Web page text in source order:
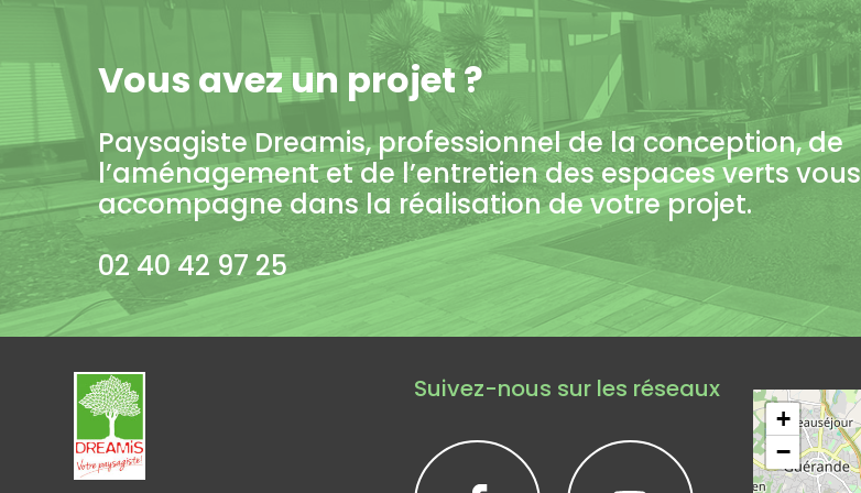
Vous avez un projet ?
Paysagiste Dreamis, professionnel de la conception, de
l’aménagement et de l’entretien des espaces verts vous
accompagne dans la réalisation de votre projet.
02 40 42 97 25
Suivez-nous sur les réseaux
+
−